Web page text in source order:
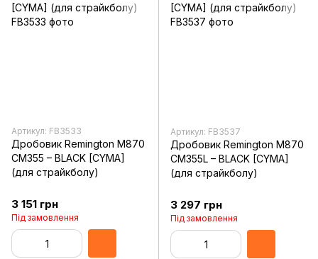
Артикул: FB3533
Дробовик Remington M870
CM355 – BLACK [CYMA]
(для страйкболу)
3 151 грн
Під замовлення
Артикул: FB3537
Дробовик Remington M870
CM355L – BLACK [CYMA]
(для страйкболу)
3 297 грн
Під замовлення